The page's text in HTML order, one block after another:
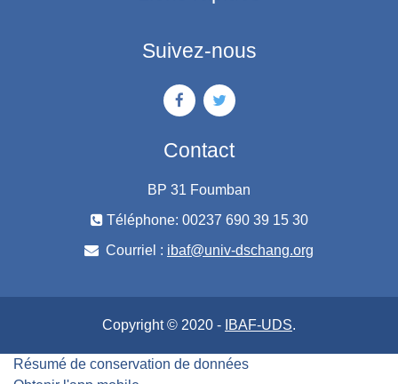
Suivez-nous
Contact
BP 31 Foumban
Téléphone: 00237 690 39 15 30
Courriel : ibaf@univ-dschang.org
Copyright © 2020 - IBAF-UDS.
Résumé de conservation de données